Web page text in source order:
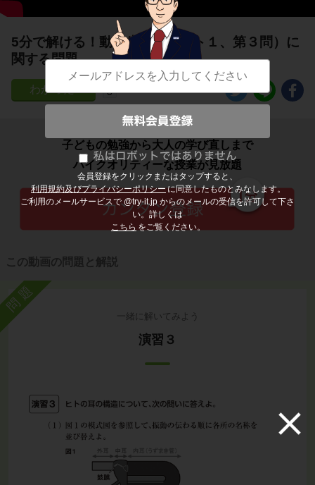
会員登録をクリックまたはタップすると、
利用規約及びプライバシーポリシーに同意したものとみなします。
ご利用のメールサービスで @try-it.jp からのメールの受信を許可して下さ
い。詳しくは
こちら をご覧ください。
5分で解ける！動物生理（テスト１、第３問）に
関する問題
8
子どもの勉強から大人の学び直しまで
ハイクオリティーな授業が見放題
この動画の問題と解説
問題
一緒に解いてみよう
演習３